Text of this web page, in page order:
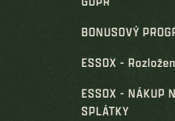
BONUSOVÝ
ESSOX -
ESSOX - NÁKUP
SPLÁTKY